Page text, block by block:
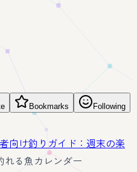
Bookmarks Following
向け釣りガイド：週末の楽
れる魚カレンダー